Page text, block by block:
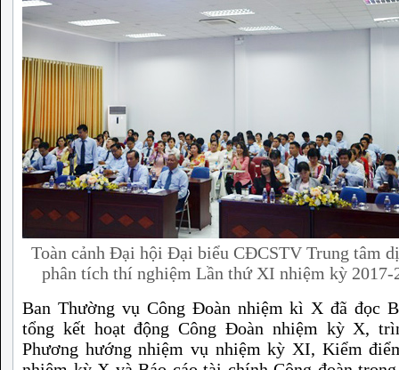
Toàn cảnh Đại hội Đại biểu CĐCSTV Trung tâm
phân tích thí nghiệm Lần thứ XI nhiệm kỳ 2017-
Ban Thường vụ Công Đoàn nhiệm kì X đã đọc
tổng kết hoạt động Công Đoàn nhiệm kỳ X,
Phương hướng nhiệm vụ nhiệm kỳ XI, Kiểm